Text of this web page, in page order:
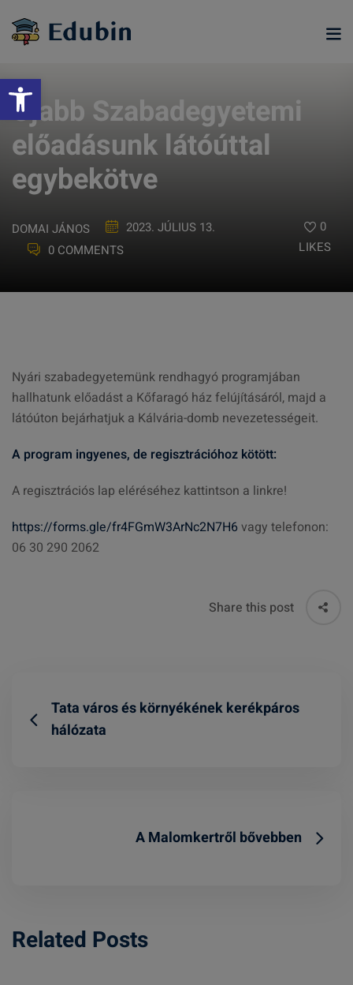
Eszköztár megnyitása
content
Újabb Szabadegyetemi
előadásunk látóúttal
egybekötve
DOMAI JÁNOS
2023. JÚLIUS 13.
0 COMMENTS
0
LIKES
Nyári szabadegyetemünk rendhagyó programjában
hallhatunk előadást a Kőfaragó ház felújításáról, majd a
látóúton bejárhatjuk a Kálvária-domb nevezetességeit.
A program ingyenes, de regisztrációhoz kötött:
A regisztrációs lap eléréséhez kattintson a linkre!
https://forms.gle/fr4FGmW3ArNc2N7H6vagy telefonon:
06 30 290 2062
Share this post
Tata város és környékének kerékpáros
hálózata
A Malomkertről bővebben
Related Posts